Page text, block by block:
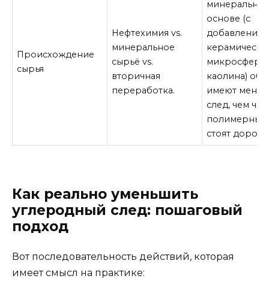
Происхождение
сырья
Нефтехимия vs.
минеральное
сырьё vs.
вторичная
переработка.
основе (с
микросфер,
каолина)
имеют
след, чем
стоят
Как реально уменьшить
углеродный след: пошаговый
подход
Вот последовательность действий, которая
имеет смысл на практике: